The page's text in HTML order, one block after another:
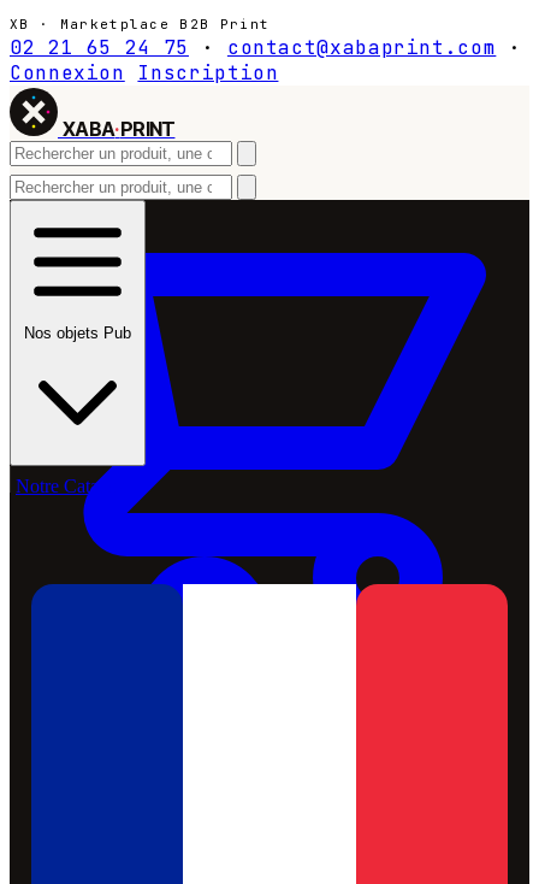
XB · Marketplace B2B Print
02 21 65 24 75 · contact@xabaprint.com
·
Connexion
Inscription
XABA·PRINT
Nos objets Pub
Notre Catalogue